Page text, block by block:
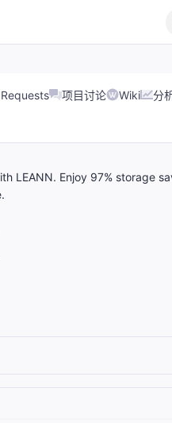
项目讨论 Wiki 分
LEANN. Enjoy 97% storage